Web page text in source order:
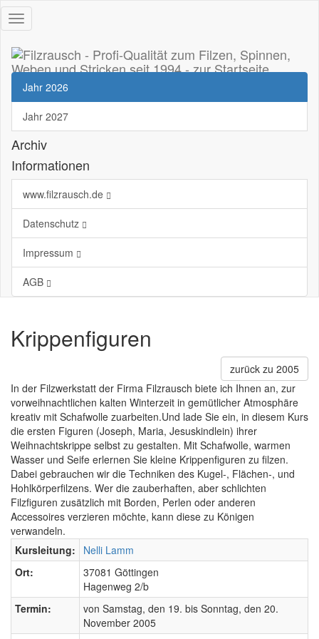
Navigation
öffnen
Jahr 2026
Jahr 2027
Archiv
Informationen
www.filzrausch.de
Datenschutz
Impressum
AGB
Krippenfiguren
zurück zu 2005
In der Filzwerkstatt der Firma Filzrausch biete ich Ihnen an, zur
vorweihnachtlichen kalten Winterzeit in gemütlicher Atmosphäre
kreativ mit Schafwolle zuarbeiten.Und lade Sie ein, in diesem Kurs
die ersten Figuren (Joseph, Maria, Jesuskindlein) ihrer
Weihnachtskrippe selbst zu gestalten. Mit Schafwolle, warmen
Wasser und Seife erlernen Sie kleine Krippenfiguren zu filzen.
Dabei gebrauchen wir die Techniken des Kugel-, Flächen-, und
Hohlkörperfilzens. Wer die zauberhaften, aber schlichten
Filzfiguren zusätzlich mit Borden, Perlen oder anderen
Accessoires verzieren möchte, kann diese zu Königen
verwandeln.
Kursleitung:
Nelli Lamm
Ort:
37081 Göttingen
Hagenweg 2/b
Termin:
von Samstag, den 19. bis Sonntag, den 20.
November 2005